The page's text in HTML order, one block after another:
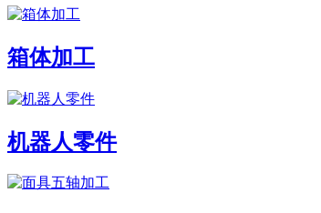
箱体加工
机器人零件